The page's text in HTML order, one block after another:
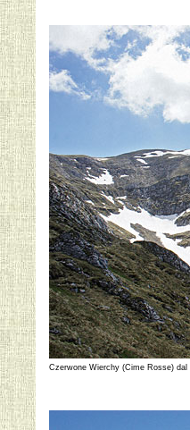
Czerwone Wierchy (Cime Rosse)